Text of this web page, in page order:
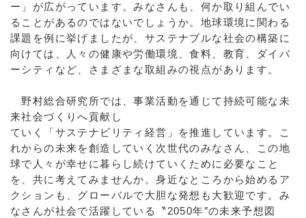
ー」が広がっています。みなさんも、何か取り組んでい
ることがあるのではないでしょうか。地球環境に関わる
課題を例に挙げましたが、サステナブルな社会の構築に
向けては、人々の健康や労働環境、食料、教育、ダイバ
ーシティなど、さまざまな取組みの視点があります。
野村総合研究所では、事業活動を通じて持続可能な未
来社会づくりへ貢献し
ていく「サステナビリティ経営」を推進しています。こ
れからの未来を創造していく次世代のみなさん、この地
球で人々が幸せに暮らし続けていくために必要なこと
を、共に考えてみませんか。身近なところから始めるア
クションも、グローバルで大胆な発想も大歓迎です。み
なさんが社会で活躍している〝2050年″の未来予想図